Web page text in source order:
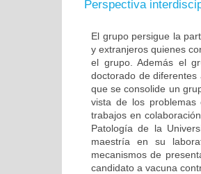
Perspectiva
El grupo persigue la
y extranjeros quienes
el grupo. Además el
doctorado de
que se consolide un
vista de los problemas
trabajos en
Patología de la
maestría en su
mecanismos de
candidato a vacuna